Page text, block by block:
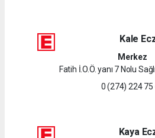
Kale
Merkez
Fatih İ.O.Ö. yanı 7 Nolu
0 (274) 224 75
Kaya